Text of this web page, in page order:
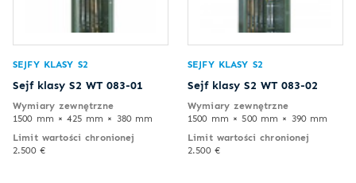
SEJFY KLASY S2
Sejf klasy S2 WT 083-01
Wymiary zewnętrzne
1500 mm × 425 mm × 380 mm
Limit wartości chronionej
2.500 €
SEJFY KLASY S2
Sejf klasy S2 WT 083-02
Wymiary zewnętrzne
1500 mm × 500 mm × 390 mm
Limit wartości chronionej
2.500 €